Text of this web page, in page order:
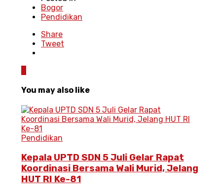
Bogor
Pendidikan
Share
Tweet
You may also like
Pendidikan
Kepala UPTD SDN 5 Juli Gelar Rapat
Koordinasi Bersama Wali Murid, Jelang
HUT RI Ke-81